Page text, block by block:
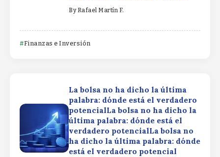
By Rafael Martín F.
Finanzas e Inversión
La bolsa no ha dicho la última
palabra: dónde está el verdadero
potencialLa bolsa no ha dicho la
última palabra: dónde está el
verdadero potencialLa bolsa no
ha dicho la última palabra: dónde
está el verdadero potencial